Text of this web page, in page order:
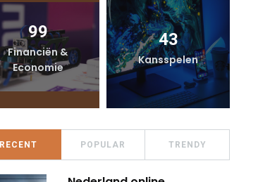
99
Financiën &
Economie
43
Kansspelen
RECENT POPULAR TRENDY